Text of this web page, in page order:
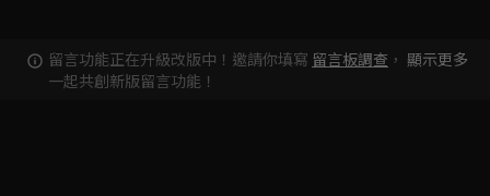
留言功能正在升級改版中！邀請你填寫 留言板調查 ，
一起共創新版留言功能！
顯示更多